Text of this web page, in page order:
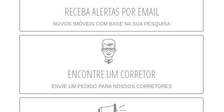
RECEBA ALERTAS POR EMAIL
NOVOS IMÓVEIS COM BASE NA SUA PESQUISA
ENCONTRE UM CORRETOR
ENVIE UM PEDIDO PARA NOSSOS CORRETORES